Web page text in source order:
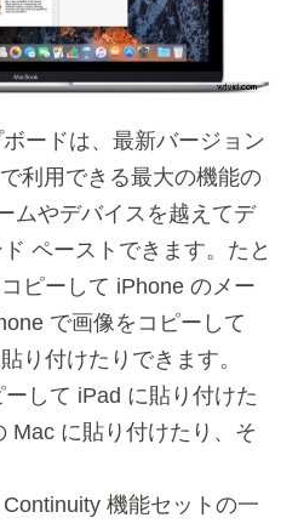
ードは、最新バージョン
利用できる最大の機能の
ムやデバイスを越えてデ
ペーストできます。たと
ピーして iPhone のメー
で画像をコピーして
り付けたりできます。
して iPad に貼り付けた
Mac に貼り付けたり、そ
機能セットの一